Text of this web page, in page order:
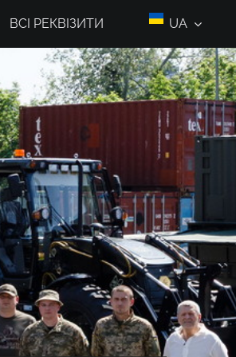
ВСІ РЕКВІЗИТИ UA